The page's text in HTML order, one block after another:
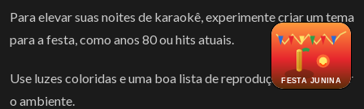
Para elevar suas noites de karaokê, experimente criar um tema
para a festa, como anos 80 ou hits atuais.
Use luzes coloridas e uma boa lista de reprodução para animar
o ambiente.
FESTA JUNINA